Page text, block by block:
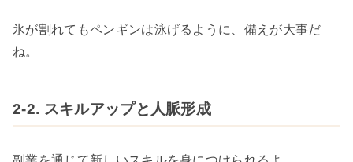
氷が割れてもペンギンは泳げるように、備えが大事だ
ね。
2-2. スキルアップと人脈形成